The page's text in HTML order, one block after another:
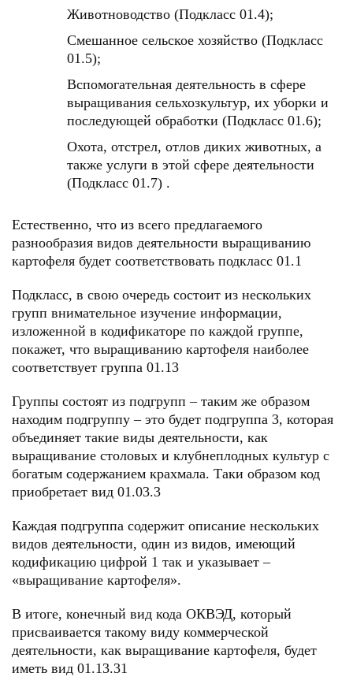
Животноводство (Подкласс 01.4);
Смешанное сельское хозяйство (Подкласс
01.5);
Вспомогательная деятельность в сфере
выращивания сельхозкультур, их уборки и
последующей обработки (Подкласс 01.6);
Охота, отстрел, отлов диких животных, а
также услуги в этой сфере деятельности
(Подкласс 01.7) .
Естественно, что из всего предлагаемого
разнообразия видов деятельности выращиванию
картофеля будет соответствовать подкласс 01.1
Подкласс, в свою очередь состоит из нескольких
групп внимательное изучение информации,
изложенной в кодификаторе по каждой группе,
покажет, что выращиванию картофеля наиболее
соответствует группа 01.13
Группы состоят из подгрупп – таким же образом
находим подгруппу – это будет подгруппа 3, которая
объединяет такие виды деятельности, как
выращивание столовых и клубнеплодных культур c
богатым содержанием крахмала. Таки образом код
приобретает вид 01.03.3
Каждая подгруппа содержит описание нескольких
видов деятельности, один из видов, имеющий
кодификацию цифрой 1 так и указывает –
«выращивание картофеля».
В итоге, конечный вид кода ОКВЭД, который
присваивается такому виду коммерческой
деятельности, как выращивание картофеля, будет
иметь вид 01.13.31